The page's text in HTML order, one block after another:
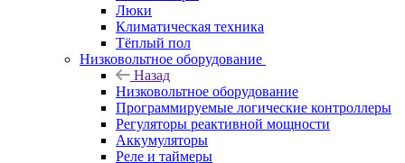
Люки
Климатическая техника
Тёплый пол
Низковольтное оборудование
Назад
Низковольтное оборудование
Программируемые логические контроллеры
Регуляторы реактивной мощности
Аккумуляторы
Реле и таймеры